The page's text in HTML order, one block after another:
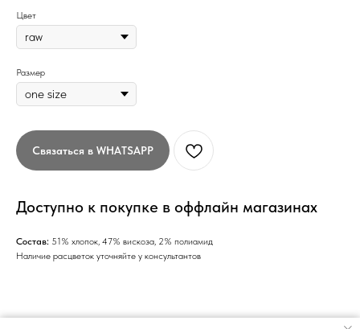
Размер
Цвет
Связаться в WHATSAPP
Доступно к покупке в оффлайн магазинах
Состав: 51% хлопок, 47% вискоза, 2% полиамид
Наличие расцветок уточняйте у консультантов